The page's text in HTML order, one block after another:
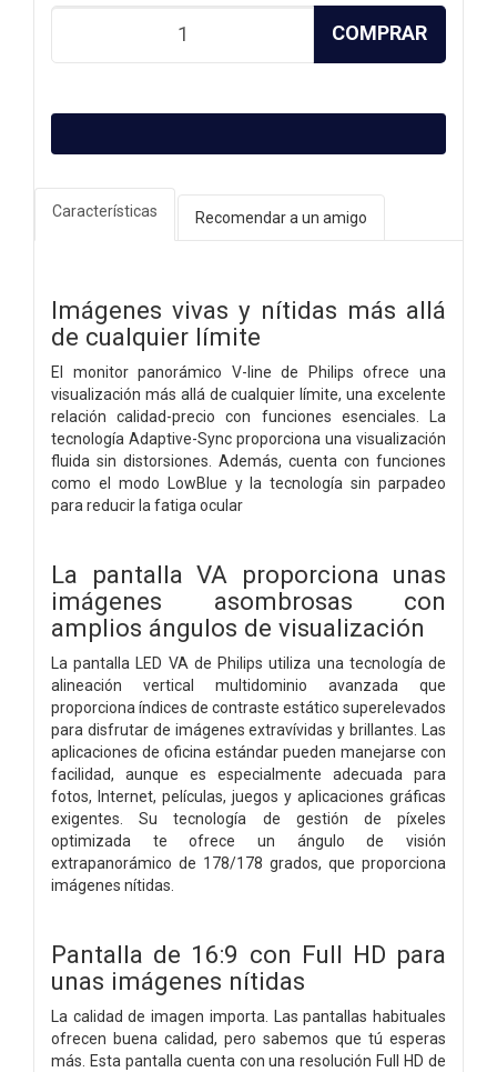
COMPRAR
Características Recomendar a un amigo
Imágenes vivas y nítidas más allá
de cualquier límite
El monitor panorámico V-line de Philips ofrece una
visualización más allá de cualquier límite, una excelente
relación calidad-precio con funciones esenciales. La
tecnología Adaptive-Sync proporciona una visualización
fluida sin distorsiones. Además, cuenta con funciones
como el modo LowBlue y la tecnología sin parpadeo
para reducir la fatiga ocular
La pantalla VA proporciona unas
imágenes asombrosas con
amplios ángulos de visualización
La pantalla LED VA de Philips utiliza una tecnología de
alineación vertical multidominio avanzada que
proporciona índices de contraste estático superelevados
para disfrutar de imágenes extravívidas y brillantes. Las
aplicaciones de oficina estándar pueden manejarse con
facilidad, aunque es especialmente adecuada para
fotos, Internet, películas, juegos y aplicaciones gráficas
exigentes. Su tecnología de gestión de píxeles
optimizada te ofrece un ángulo de visión
extrapanorámico de 178/178 grados, que proporciona
imágenes nítidas.
Pantalla de 16:9 con Full HD para
unas imágenes nítidas
La calidad de imagen importa. Las pantallas habituales
ofrecen buena calidad, pero sabemos que tú esperas
más. Esta pantalla cuenta con una resolución Full HD de